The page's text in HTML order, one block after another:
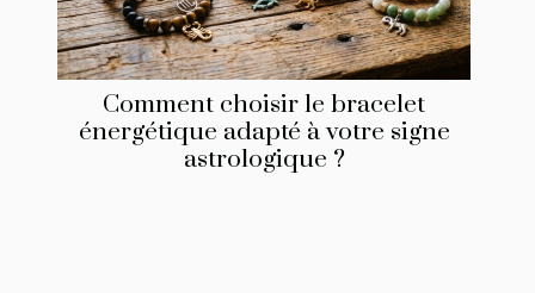
Comment choisir le bracelet
énergétique adapté à votre signe
astrologique ?